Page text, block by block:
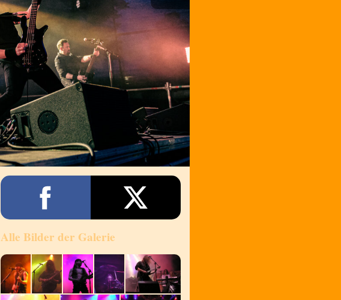
Alle Bilder der Galerie